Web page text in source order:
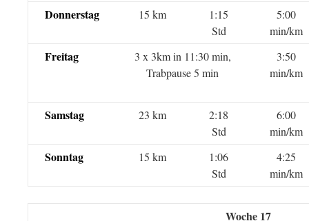
Donnerstag 15 km
1:15
Std
5:00
min/km
Freitag
3 x 3km in 11:30 min,
Trabpause 5 min
3:50
min/km
Samstag 23 km
2:18
Std
6:00
min/km
Sonntag 15 km
1:06
Std
4:25
min/km
Woche 17